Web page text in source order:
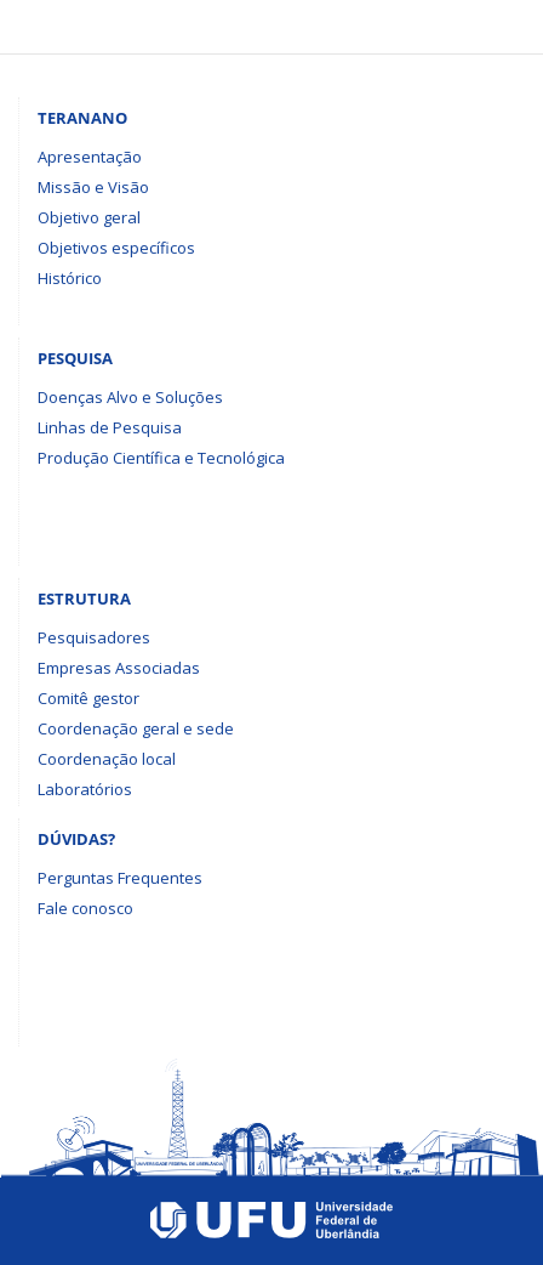
TERANANO
Apresentação
Missão e Visão
Objetivo geral
Objetivos específicos
Histórico
PESQUISA
Doenças Alvo e Soluções
Linhas de Pesquisa
Produção Científica e Tecnológica
ESTRUTURA
Pesquisadores
Empresas Associadas
Comitê gestor
Coordenação geral e sede
Coordenação local
Laboratórios
DÚVIDAS?
Perguntas Frequentes
Fale conosco